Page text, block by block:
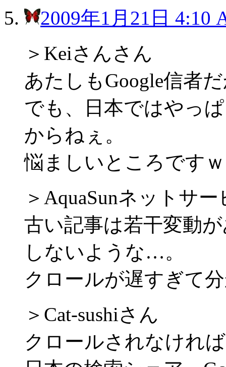
2009年1月21日 4:10
＞Keiさんさん
あたしもGoogle信者
でも、日本ではやっ
からねぇ。
悩ましいところですｗ
＞AquaSunネットサ
古い記事は若干変動
しないような…。
クロールが遅すぎて
＞Cat-sushiさん
クロールされなけれ